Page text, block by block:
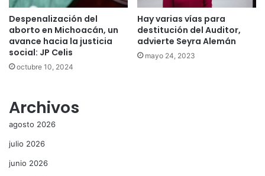
Despenalización del
aborto en Michoacán, un
avance hacia la justicia
social: JP Celis
octubre 10, 2024
Hay varias vías para
destitución del Auditor,
advierte Seyra Alemán
mayo 24, 2023
Archivos
agosto 2026
julio 2026
junio 2026